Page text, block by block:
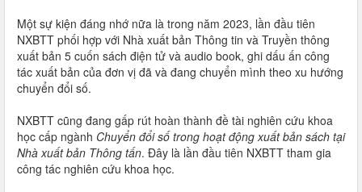
Một sự kiện đáng nhớ nữa là trong năm 2023, lần đầu tiên
NXBTT phối hợp với Nhà xuất bản Thông tin và Truyền thông
xuất bản 5 cuốn sách điện tử và audio book, ghi dấu ấn công
tác xuất bản của đơn vị đã và đang chuyển mình theo xu hướng
chuyển đổi số.
NXBTT cũng đang gấp rút hoàn thành đề tài nghiên cứu khoa
học cấp ngành Chuyển đổi số trong hoạt động xuất bản sách tại
Nhà xuất bản Thông tấn. Đây là lần đầu tiên NXBTT tham gia
công tác nghiên cứu khoa học.